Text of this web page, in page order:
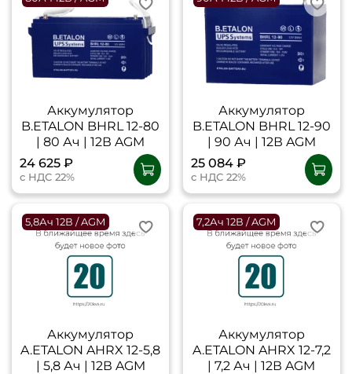
Аккумулятор
B.ETALON BHRL 12-80
| 80 Ач | 12В AGM
24 625 ₽
с НДС 22%
Аккумулятор
B.ETALON BHRL 12-90
| 90 Ач | 12В AGM
25 084 ₽
с НДС 22%
5,8Ач 12В / AGM
Аккумулятор
A.ETALON AHRX 12-5,8
| 5,8 Ач | 12В AGM
7,2Ач 12В / AGM
Аккумулятор
A.ETALON AHRX 12-7,2
| 7,2 Ач | 12В AGM